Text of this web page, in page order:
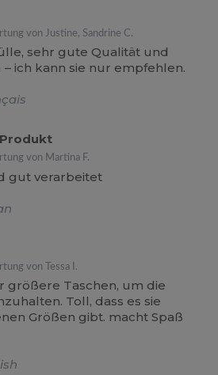
von Justine, Sandrine C.
sehr gute Qualität und
ich kann sie nur empfehlen.
von Martina F.
gut verarbeitet
von Tessa I.
größere Taschen, um die
Toll, dass es sie
Größen gibt. macht Spaß